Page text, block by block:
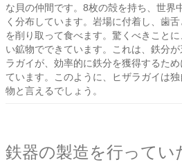
な貝の仲間です。8枚の殻を持ち、世界
く分布しています。岩場に付着し、歯
を削り取って食べます。驚くべきこと
い鉱物でできています。これは、鉄分
ラガイが、効率的に鉄分を獲得するた
ています。このように、ヒザラガイは
物と言えるでしょう。